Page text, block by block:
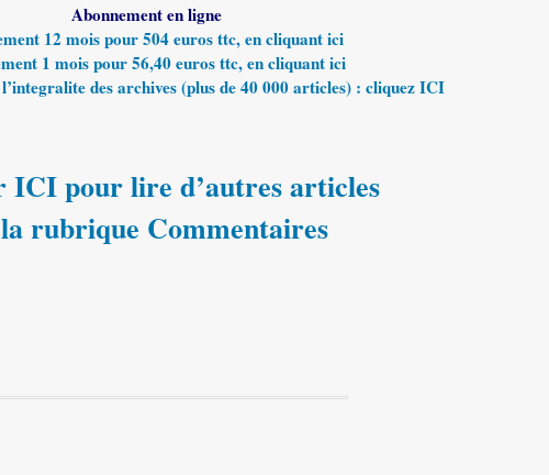
Abonnement en ligne
12 mois pour 504 euros ttc, en cliquant ici
1 mois pour 56,40 euros ttc, en cliquant ici
des archives (plus de 40 000 articles) : cliquez ICI
ICI pour lire d’autres articles
rubrique Commentaires